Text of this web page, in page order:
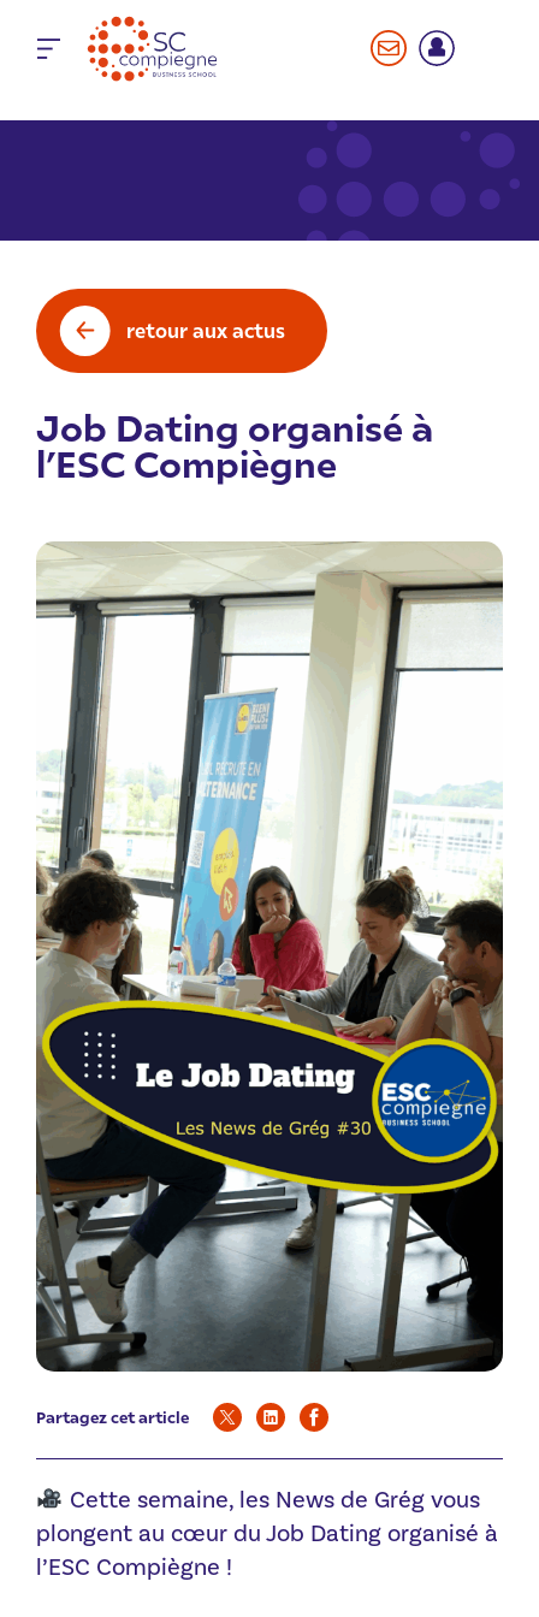
retour aux actus
Job Dating organisé à
l’ESC Compiègne
Partagez cet article
Cette semaine, les News de Grég vous
plongent au cœur du Job Dating organisé à
l’ESC Compiègne !